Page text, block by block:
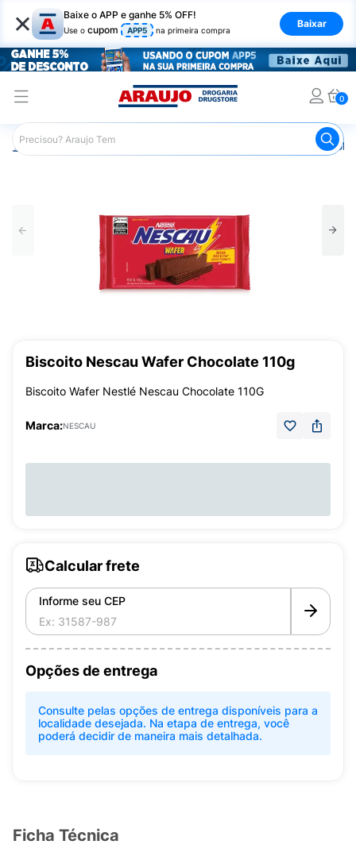
× Baixe o APP e ganhe 5% OFF!
Use o cupom APP5 na primeira compra
Baixar
0
Araujo Mercado Biscoito e
Biscoito Nescau Wafer Chocolate 110g
Biscoito Wafer Nestlé Nescau Chocolate 110G
Marca:NESCAU
Calcular frete
Informe seu CEP
Opções de entrega
Consulte pelas opções de entrega disponíveis para a
localidade desejada. Na etapa de entrega, você
poderá decidir de maneira mais detalhada.
Ficha Técnica